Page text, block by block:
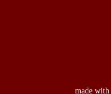
made with